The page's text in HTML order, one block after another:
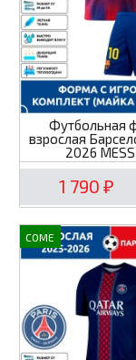
Футбольная
взрослая
2026
1 790₽
COME